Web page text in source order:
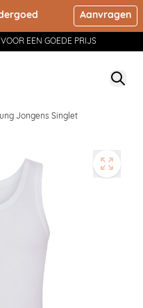
Aanvragen
EEN GOEDE PRIJS
Jongens Singlet